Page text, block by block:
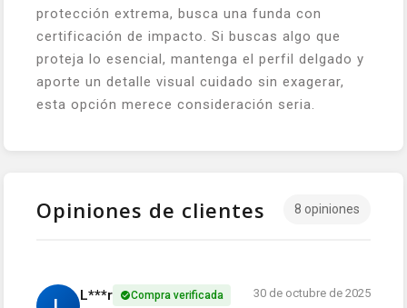
protección extrema, busca una funda con
certificación de impacto. Si buscas algo que
proteja lo esencial, mantenga el perfil delgado y
aporte un detalle visual cuidado sin exagerar,
esta opción merece consideración seria.
Opiniones de clientes 8 opiniones
L***r Compra verificada 30 de octubre de 2025